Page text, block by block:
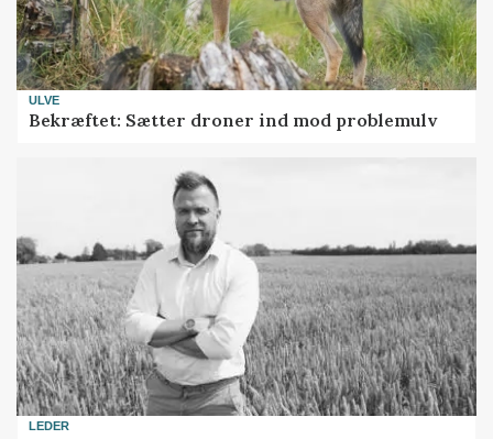
ULVE
Bekræftet: Sætter droner ind mod problemulv
LEDER